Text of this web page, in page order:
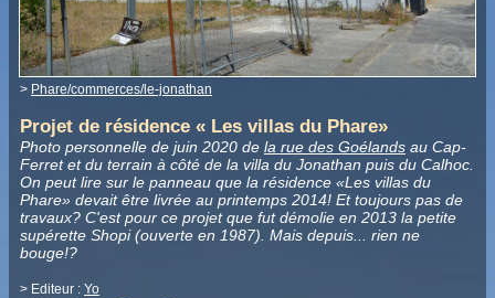
> Phare/commerces/le-jonathan
Projet de résidence « Les villas du Phare»
Photo personnelle de juin 2020 de la rue des Goélands au Cap-
Ferret et du terrain à côté de la villa du Jonathan puis du Calhoc.
On peut lire sur le panneau que la résidence «Les villas du
Phare» devait être livrée au printemps 2014! Et toujours pas de
travaux? C'est pour ce projet que fut démolie en 2013 la petite
supérette Shopi (ouverte en 1987). Mais depuis... rien ne
bouge!?
> Editeur : Yo